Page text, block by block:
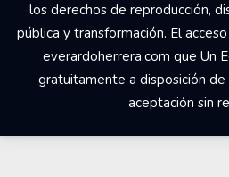
los derechos de reproducción,
pública y transformación. El
everardoherrera.com que Un
gratuitamente a disposición de
aceptación sin